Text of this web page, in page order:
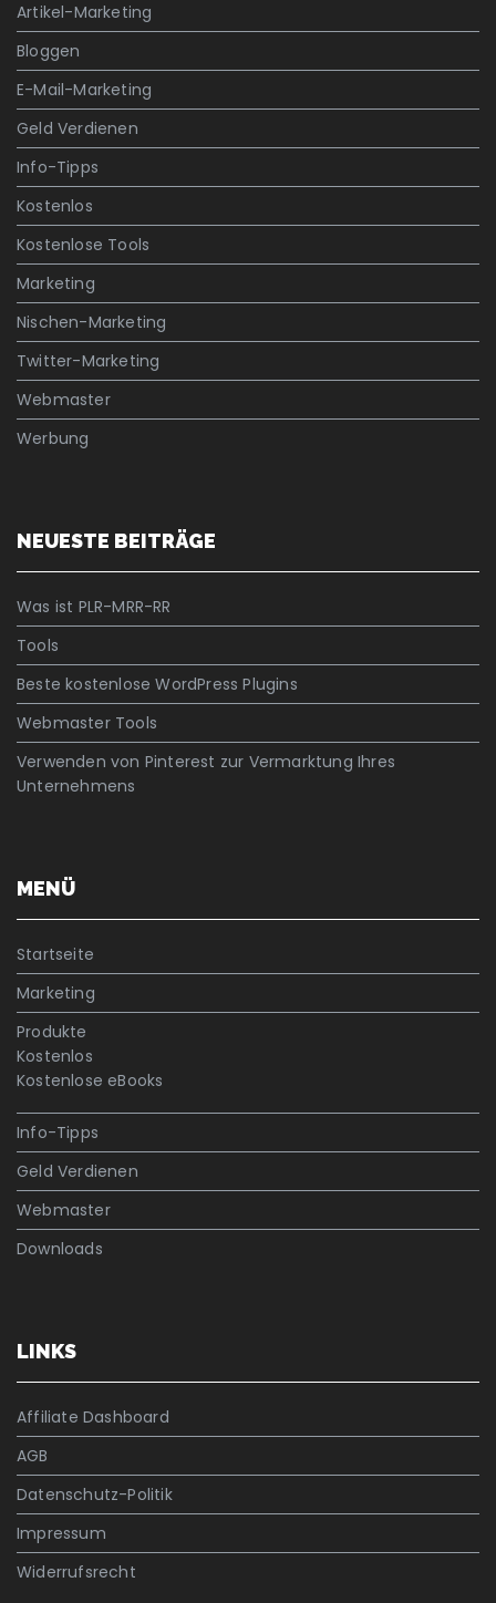
Artikel-Marketing
Bloggen
E-Mail-Marketing
Geld Verdienen
Info-Tipps
Kostenlos
Kostenlose Tools
Marketing
Nischen-Marketing
Twitter-Marketing
Webmaster
Werbung
NEUESTE BEITRÄGE
Was ist PLR-MRR-RR
Tools
Beste kostenlose WordPress Plugins
Webmaster Tools
Verwenden von Pinterest zur Vermarktung Ihres
Unternehmens
MENÜ
Startseite
Marketing
Produkte
Kostenlos
Kostenlose eBooks
Info-Tipps
Geld Verdienen
Webmaster
Downloads
LINKS
Affiliate Dashboard
AGB
Datenschutz-Politik
Impressum
Widerrufsrecht